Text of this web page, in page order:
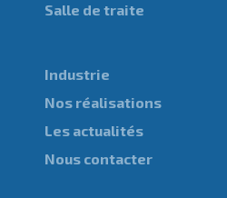
Salle de traite
Industrie
Nos réalisations
Les actualités
Nous contacter